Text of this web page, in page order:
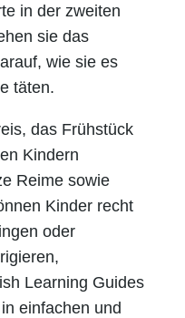
in der zweiten
sie das
wie sie es
täten.
das Frühstück
Kindern
Reime sowie
Kinder recht
oder
Learning Guides
einfachen und